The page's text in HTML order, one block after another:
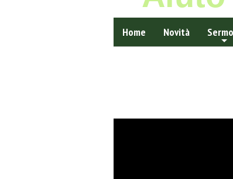
Home Novità